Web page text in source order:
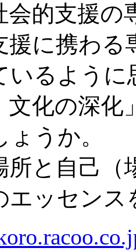
会的支援
援に携わる
いるように
文化の深
うか。
所と自己
エッセン